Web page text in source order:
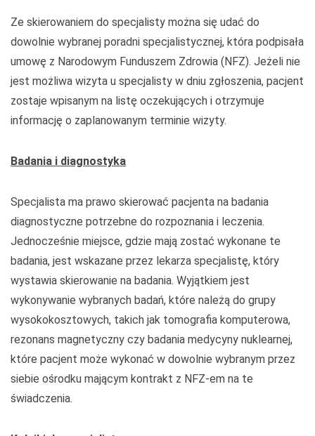
Ze skierowaniem do specjalisty można się udać do
dowolnie wybranej poradni specjalistycznej, która podpisała
umowę z Narodowym Funduszem Zdrowia (NFZ). Jeżeli nie
jest możliwa wizyta u specjalisty w dniu zgłoszenia, pacjent
zostaje wpisanym na listę oczekujących i otrzymuje
informację o zaplanowanym terminie wizyty.
Badania i diagnostyka
Specjalista ma prawo skierować pacjenta na badania
diagnostyczne potrzebne do rozpoznania i leczenia.
Jednocześnie miejsce, gdzie mają zostać wykonane te
badania, jest wskazane przez lekarza specjalistę, który
wystawia skierowanie na badania. Wyjątkiem jest
wykonywanie wybranych badań, które należą do grupy
wysokokosztowych, takich jak tomografia komputerowa,
rezonans magnetyczny czy badania medycyny nuklearnej,
które pacjent może wykonać w dowolnie wybranym przez
siebie ośrodku mającym kontrakt z NFZ-em na te
świadczenia.